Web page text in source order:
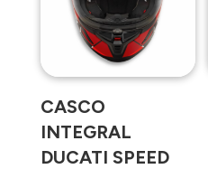
CASCO
INTEGRAL
DUCATI SPEED